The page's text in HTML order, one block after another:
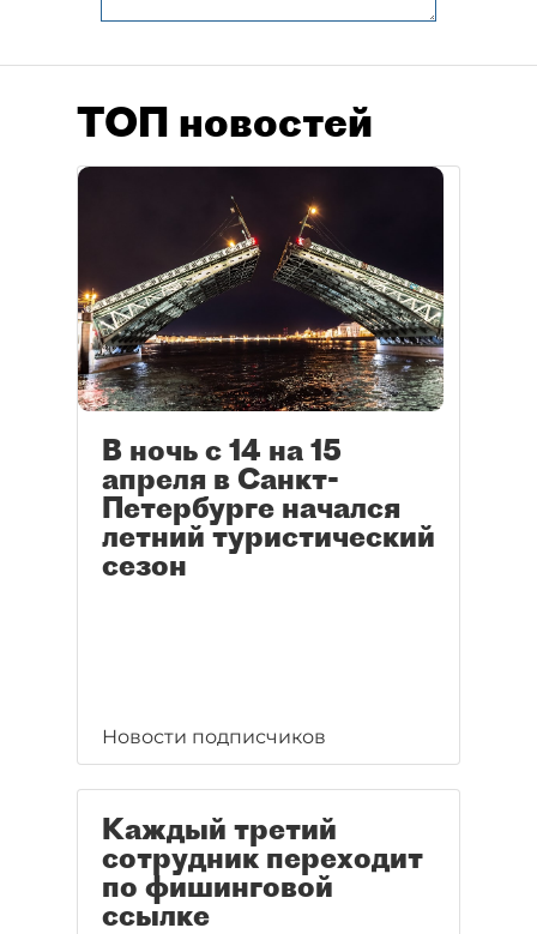
ТОП новостей
В ночь с 14 на 15
апреля в Санкт-
Петербурге начался
летний туристический
сезон
Новости подписчиков
Каждый третий
сотрудник переходит
по фишинговой
ссылке